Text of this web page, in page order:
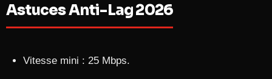
Astuces Anti-Lag 2026
Vitesse mini : 25 Mbps.